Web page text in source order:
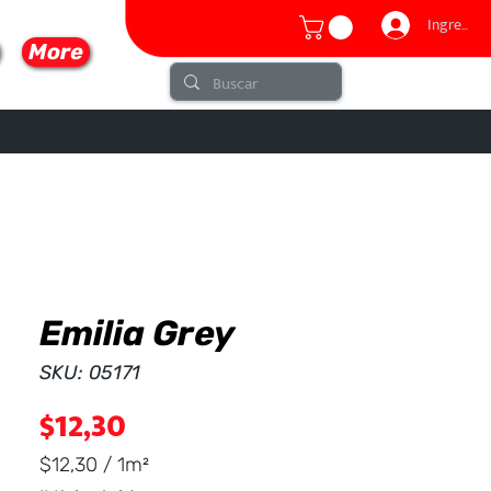
More
Ingresar
Emilia Grey
SKU: 05171
$12,30
$12,30 / 1m²